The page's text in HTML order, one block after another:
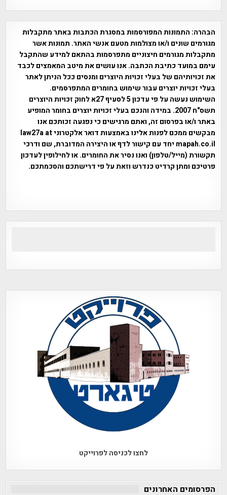
הבהרה: התמונות המפורסמות במסגרת הכתבות באתר מתקבלות
מגורמים שונים ו/או מצולמות מטעם אנשי האתר. תמונות אשר
מתקבלות מגורמים חיצוניים מתפרסמות בהתאם למידע שהתקבל
עימם במועד כתיבת הכתבה. אנו עושים את מיטב המאמצים לכבד
את זכויותיהם של בעלי זכויות היוצרים ומנסים ככל הניתן לאתר
בעלי זכויות יוצרים עבור שימוש בחומרים המתפרסמים.
השימוש נעשה על פי עדכון 5 לסעיף 27א לחוק זכויות היוצרים
תשס"ח 2007. במידה והנכם בעלי זכויות יוצרים בחומר המופיע
באתר ו/או בפרסום זה, ואתם מרגישים כי נפגעה זכותכם אנו
מבקשים ממכם לפנות אלינו באמצעות דואר אלקטרוני law27a at
mapah.co.il יחד עם קישור לדף או היצירה המדוברת, שם ודרכי
תקשורת (מייל/טלפון) ואנו נסיר את החומרים. או לחילופין לעדכון
פרטיכם ומתן קרדיט כנדרש וזאת על פי דרישתכם והסכמתכם.
לחצו לכניסה לפרוייקט
הפרסומים האחרונים